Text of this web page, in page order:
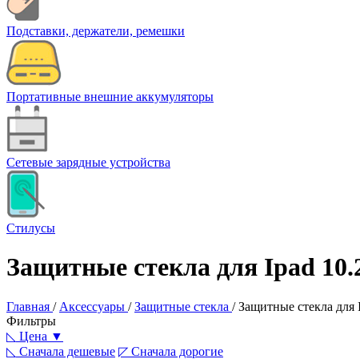
Подставки, держатели, ремешки
Портативные внешние аккумуляторы
Сетевые зарядные устройства
Стилусы
Защитные стекла для Ipad
Главная / Аксессуары / Защитные стекла / Защитные стекла для
Фильтры
◺ Цена ▼
◺ Сначала дешевые ◸ Сначала дорогие